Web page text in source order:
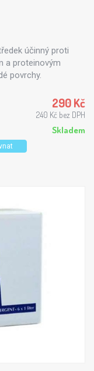
účinný proti
a proteinovým
povrchy.
290 Kč
240 Kč bez DPH
Skladem